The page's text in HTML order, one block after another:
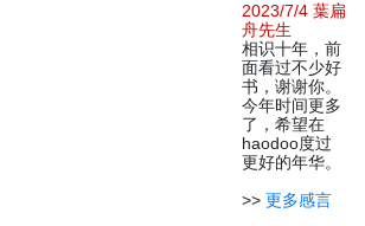
2023/7/4 葉扁
舟先生
相识十年，前
面看过不少好
书，谢谢你。
今年时间更多
了，希望在
haodoo度过
更好的年华。
>> 更多感言